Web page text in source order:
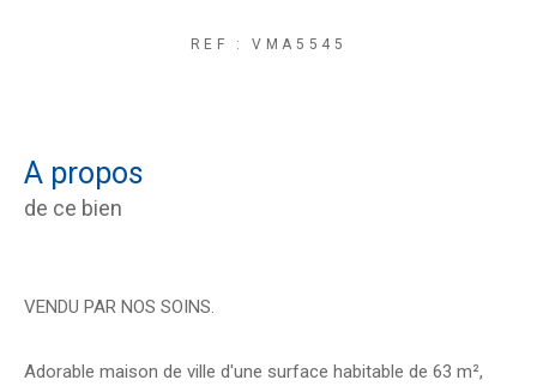
REF : VMA5545
a propos
de ce bien
VENDU PAR NOS SOINS.
Adorable maison de ville d'une surface habitable de 63 m²,